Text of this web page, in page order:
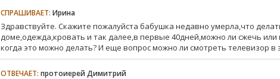
СПРАШИВАЕТ: Ирина
Здравствуйте. Скажите пожалуйста бабушка недавно умерла,что
доме,одежда,кровать и так далее,в первые 40дней,можно ли сжечь или
когда это можно делать? И еще вопрос можно ли смотреть телевизор в
ОТВЕЧАЕТ: протоиерей Димитрий